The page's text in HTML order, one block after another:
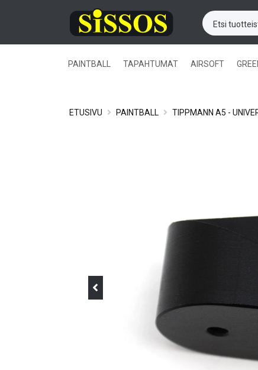
PAINTBALL TAPAHTUMAT AIRSOFT
ETUSIVU PAINTBALL TIPPMANN A5 -